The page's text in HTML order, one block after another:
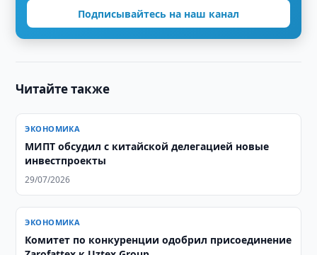
Подписывайтесь на наш канал
Читайте также
ЭКОНОМИКА
МИПТ обсудил с китайской делегацией новые
инвестпроекты
29/07/2026
ЭКОНОМИКА
Комитет по конкуренции одобрил присоединение